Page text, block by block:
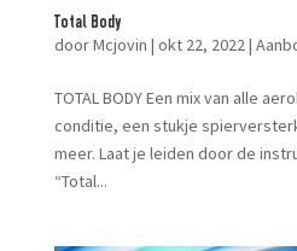
Total Body
doorMcjovin | okt 22, 2022|
TOTAL BODY Een mix van alle
conditie, een stukje
meer. Laat je leiden door de
“Total...